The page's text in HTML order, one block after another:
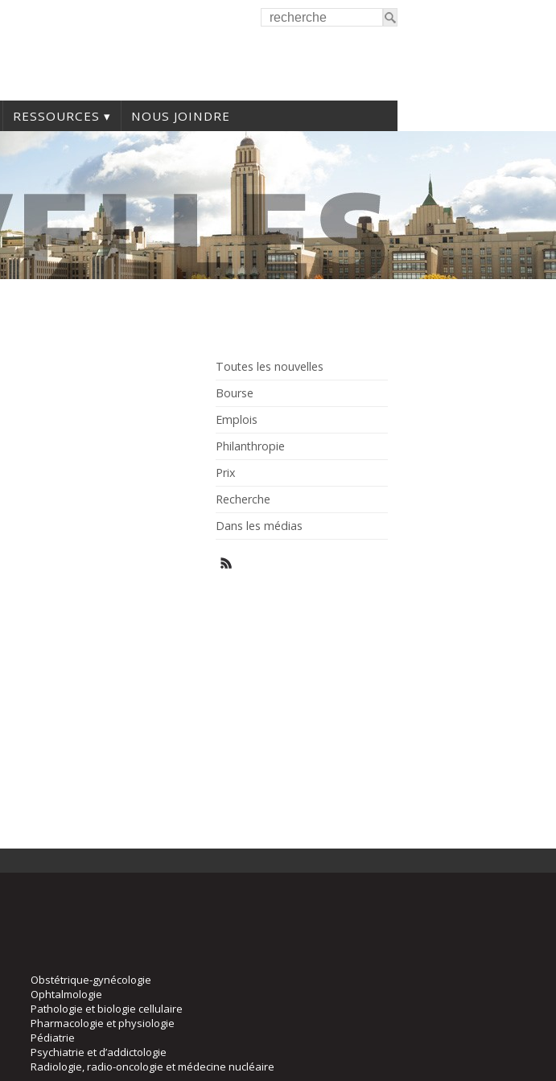
RESSOURCES NOUS JOINDRE
Toutes les nouvelles
Bourse
Emplois
Philanthropie
Prix
Recherche
Dans les médias
Obstétrique-gynécologie
Ophtalmologie
Pathologie et biologie cellulaire
Pharmacologie et physiologie
Pédiatrie
Psychiatrie et d’addictologie
Radiologie, radio-oncologie et médecine nucléaire